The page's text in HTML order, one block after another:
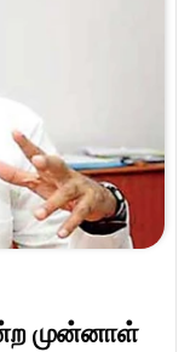
முன்னாள்